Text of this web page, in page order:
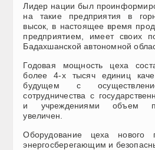
Лидер нации был
на такие предприятия в
высок, в настоящее время
предприятием, имеет своих
Бадахшанской автономной
Годовая мощность цеха
более 4-х тысяч единиц
будущем с
сотрудничества с
и учреждениями объем
увеличен.
Оборудование цеха нового
энергосберегающим и